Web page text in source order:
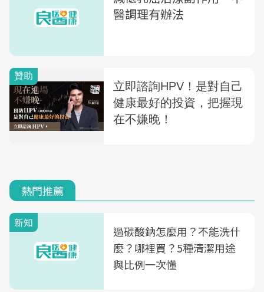
醫調理有辦法
熱門推薦
新知
過碳酸鈉怎麼用？不能洗什
麼？哪裡買？5種清潔用途
與比例一次懂